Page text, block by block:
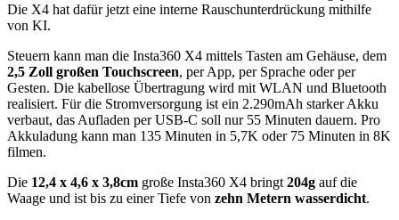
Die X4 hat dafür jetzt eine interne Rauschunterdrückung mithilfe
von KI.
Steuern kann man die Insta360 X4 mittels Tasten am Gehäuse, dem
2,5 Zoll großen Touchscreen, per App, per Sprache oder per
Gesten. Die kabellose Übertragung wird mit WLAN und Bluetooth
realisiert. Für die Stromversorgung ist ein 2.290mAh starker Akku
verbaut, das Aufladen per USB-C soll nur 55 Minuten dauern. Pro
Akkuladung kann man 135 Minuten in 5,7K oder 75 Minuten in 8K
filmen.
Die 12,4 x 4,6 x 3,8cm große Insta360 X4 bringt 204g auf die
Waage und ist bis zu einer Tiefe von zehn Metern wasserdicht.